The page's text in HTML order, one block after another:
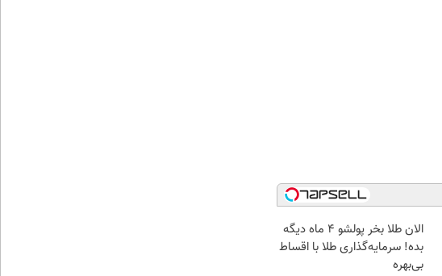
الان طلا بخر پولشو 4 ماه دیگه
بده! سرمایه‌گذاری طلا با اقساط
بی‌بهره